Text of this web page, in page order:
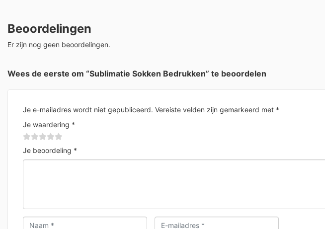
Beoordelingen
Er zijn nog geen beoordelingen.
Wees de eerste om “Sublimatie Sokken Bedrukken” te beoordelen
Je e-mailadres wordt niet gepubliceerd. Vereiste velden zijn gemarkeerd met *
Je waardering *
Je beoordeling *